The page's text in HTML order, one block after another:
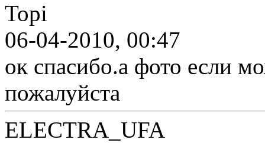
Topi
06-04-2010, 00:47
ок спасибо.а фото если
пожалуйста
ELECTRA_UFA